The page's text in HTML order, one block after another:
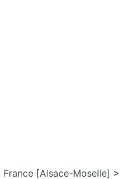
France [Alsace-Moselle] >